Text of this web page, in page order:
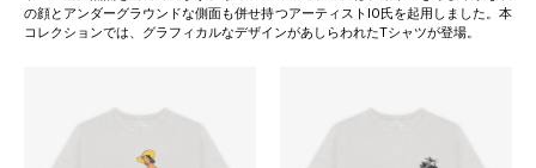
の顔とアンダーグラウンドな側面も併せ持つアーティストIO氏を起用しました。本
コレクションでは、グラフィカルなデザインがあしらわれたTシャツが登場。